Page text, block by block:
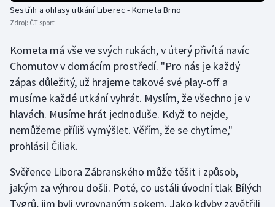
Plavání
Ragby
Rychlobruslení
Rychlostní kanoistika
Sportovní střelba
Sestřih a ohlasy utkání Liberec - Kometa Brno
Zdroj: ČT sport
Kometa má vše ve svých rukách, v úterý přivítá navíc
Chomutov v domácím prostředí. "Pro nás je každý
zápas důležitý, už hrajeme takové své play-off a
musíme každé utkání vyhrát. Myslím, že všechno je v
hlavách. Musíme hrát jednoduše. Když to nejde,
nemůžeme příliš vymýšlet. Věřím, že se chytíme,"
prohlásil Čiliak.
Svěřence Libora Zábranského může těšit i způsob,
jakým za výhrou došli. Poté, co ustáli úvodní tlak Bílých
Tygrů, jim byli vyrovnaným sokem. Jako kdyby zavětřili